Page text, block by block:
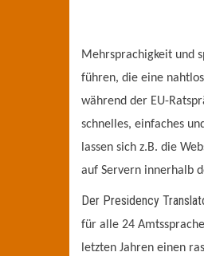
Mehrsprachigkeit und
führen, die eine
während der EU-
schnelles, einfaches
lassen sich z.B. die
auf Servern innerhalb
Der Presidency
für alle 24
letzten Jahren einen